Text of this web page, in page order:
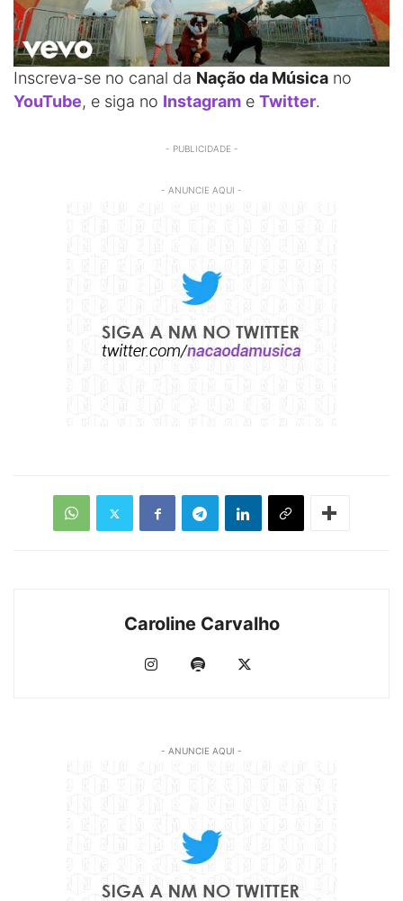
Inscreva-se no canal da Nação da Música no
YouTube, e siga no Instagram e Twitter.
- PUBLICIDADE -
- ANUNCIE AQUI -
Caroline Carvalho
- ANUNCIE AQUI -